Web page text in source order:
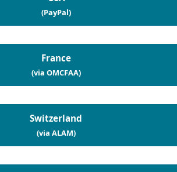
(PayPal)
France
(via OMCFAA)
Switzerland
(via ALAM)